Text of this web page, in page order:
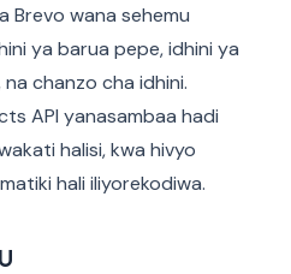
Brevo wana sehemu
ya barua pepe, idhini ya
chanzo cha idhini.
API yanasambaa hadi
halisi, kwa hivyo
hali iliyorekodiwa.